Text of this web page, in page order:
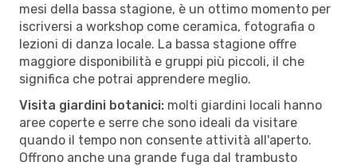
mesi della bassa stagione, è un ottimo momento per
iscriversi a workshop come ceramica, fotografia o
lezioni di danza locale. La bassa stagione offre
maggiore disponibilità e gruppi più piccoli, il che
significa che potrai apprendere meglio.
Visita giardini botanici: molti giardini locali hanno
aree coperte e serre che sono ideali da visitare
quando il tempo non consente attività all'aperto.
Offrono anche una grande fuga dal trambusto